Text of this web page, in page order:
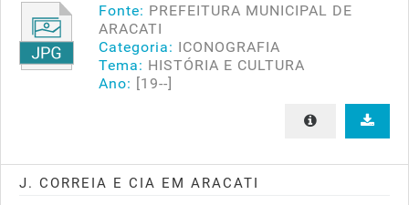
Fonte: PREFEITURA MUNICIPAL DE
ARACATI
Categoria: ICONOGRAFIA
Tema: HISTÓRIA E CULTURA
Ano: [19--]
J. CORREIA E CIA EM ARACATI